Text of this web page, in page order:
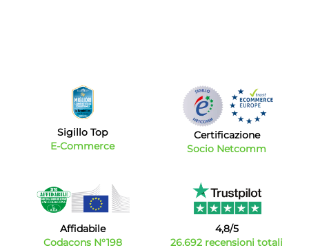
Sigillo Top
E-Commerce
Certificazione
Socio Netcomm
Affidabile
Codacons N°198
4,8/5
26.692 recensioni totali